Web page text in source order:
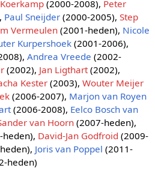
(2000-2008), Peter
Paul Sneijder(2000-2005), Step
Vermeulen(2001-heden), Nicole
Kurpershoek(2001-2006),
Andrea Vreede (2002-
(2002), Jan Ligthart(2002),
Kester(2003), Wouter Meijer
(2006-2007), Marjon van Royen
(2006-2008), Eelco Bosch van
van Hoorn(2007-heden),
David-Jan Godfroid (2009-
Joris van Poppel (2011-
heden)